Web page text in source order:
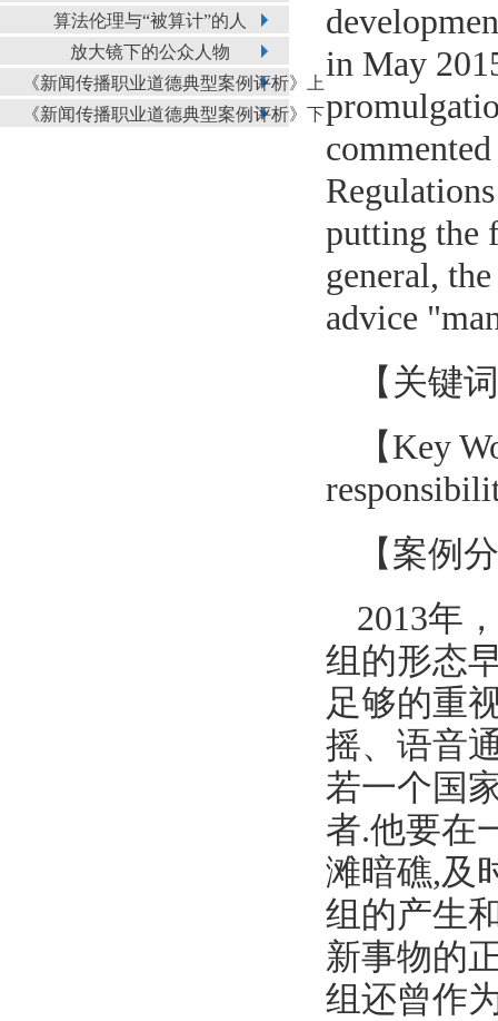
算法伦理与“被算计”的人
放大镜下的公众人物
《新闻传播职业道德典型案例评析》上
《新闻传播职业道德典型案例评析》下
in May
putting the
general,
advice
【关键
【Key
【案例
2013年
组的形态
足够的重
摇、语音
若一个国
者.他要在
滩暗礁,及
组的产生
新事物的
组还曾作